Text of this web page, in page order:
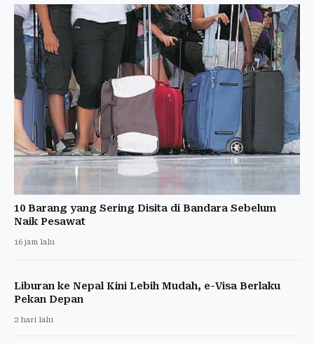
10 Barang yang Sering Disita di Bandara Sebelum
Naik Pesawat
16 jam lalu
Liburan ke Nepal Kini Lebih Mudah, e-Visa Berlaku
Pekan Depan
2 hari lalu